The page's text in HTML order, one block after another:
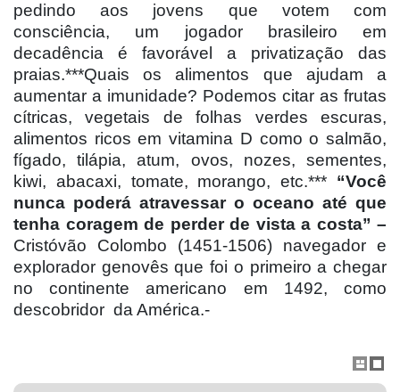
pedindo aos jovens que votem com
consciência, um jogador brasileiro em
decadência é favorável a privatização das
praias.***Quais os alimentos que ajudam a
aumentar a imunidade? Podemos citar as frutas
cítricas, vegetais de folhas verdes escuras,
alimentos ricos em vitamina D como o salmão,
fígado, tilápia, atum, ovos, nozes, sementes,
kiwi, abacaxi, tomate, morango, etc.*** “Você
nunca poderá atravessar o oceano até que
tenha coragem de perder de vista a costa” –
Cristóvão Colombo (1451-1506) navegador e
explorador genovês que foi o primeiro a chegar
no continente americano em 1492, como
descobridor da América.-